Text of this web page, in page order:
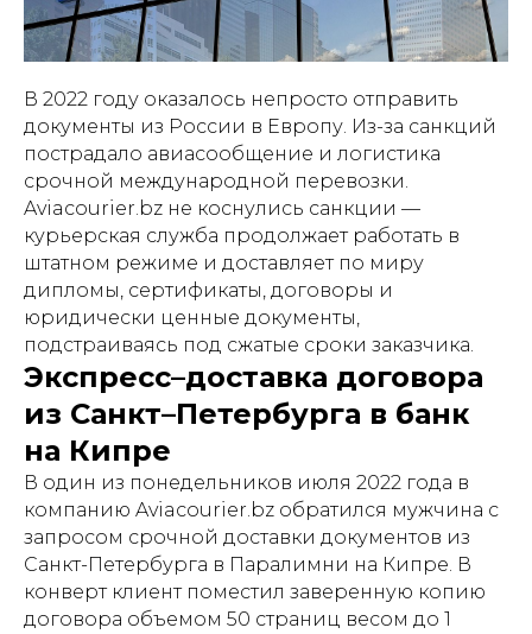
В 2022 году оказалось непросто отправить
документы из России в Европу. Из-за санкций
пострадало авиасообщение и логистика
срочной международной перевозки.
Aviacourier.bz не коснулись санкции —
курьерская служба продолжает работать в
штатном режиме и доставляет по миру
дипломы, сертификаты, договоры и
юридически ценные документы,
подстраиваясь под сжатые сроки заказчика.
Экспресс–доставка договора
из Санкт–Петербурга в банк
на Кипре
В один из понедельников июля 2022 года в
компанию Aviacourier.bz обратился мужчина с
запросом срочной доставки документов из
Санкт-Петербурга в Паралимни на Кипре. В
конверт клиент поместил заверенную копию
договора объемом 50 страниц весом до 1